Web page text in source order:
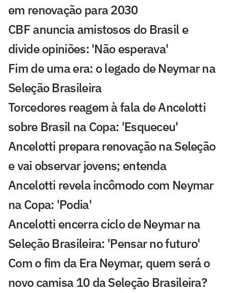
em renovação para 2030
CBF anuncia amistosos do Brasil e
divide opiniões: 'Não esperava'
Fim de uma era: o legado de Neymar na
Seleção Brasileira
Torcedores reagem à fala de Ancelotti
sobre Brasil na Copa: 'Esqueceu'
Ancelotti prepara renovação na Seleção
e vai observar jovens; entenda
Ancelotti revela incômodo com Neymar
na Copa: 'Podia'
Ancelotti encerra ciclo de Neymar na
Seleção Brasileira: 'Pensar no futuro'
Com o fim da Era Neymar, quem será o
novo camisa 10 da Seleção Brasileira?